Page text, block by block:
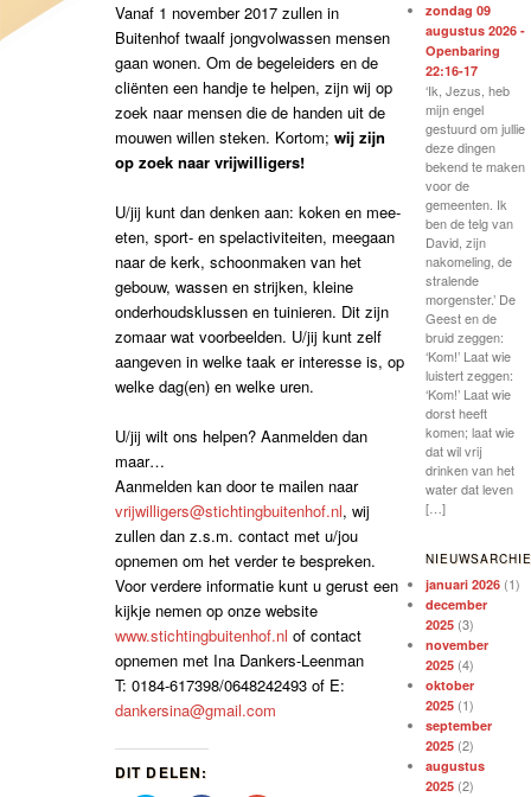
Vanaf 1 november 2017 zullen in
Buitenhof twaalf jongvolwassen mensen
gaan wonen. Om de begeleiders en de
cliënten een handje te helpen, zijn wij op
zoek naar mensen die de handen uit de
mouwen willen steken. Kortom; wij zijn
op zoek naar vrijwilligers!
U/jij kunt dan denken aan: koken en mee-
eten, sport- en spelactiviteiten, meegaan
naar de kerk, schoonmaken van het
gebouw, wassen en strijken, kleine
onderhoudsklussen en tuinieren. Dit zijn
zomaar wat voorbeelden. U/jij kunt zelf
aangeven in welke taak er interesse is, op
welke dag(en) en welke uren.
U/jij wilt ons helpen? Aanmelden dan
maar…
Aanmelden kan door te mailen naar
vrijwilligers@stichtingbuitenhof.nl, wij
zullen dan z.s.m. contact met u/jou
opnemen om het verder te bespreken.
Voor verdere informatie kunt u gerust een
kijkje nemen op onze website
www.stichtingbuitenhof.nl of contact
opnemen met Ina Dankers-Leenman
T: 0184-617398/0648242493 of E:
dankersina@gmail.com
DIT DELEN:
zondag 09
augustus 2026 -
Openbaring
22:16-17
‘Ik, Jezus, heb
mijn engel
gestuurd om jullie
deze dingen
bekend te maken
voor de
gemeenten. Ik
ben de telg van
David, zijn
nakomeling, de
stralende
morgenster.’ De
Geest en de
bruid zeggen:
‘Kom!’ Laat wie
luistert zeggen:
‘Kom!’ Laat wie
dorst heeft
komen; laat wie
dat wil vrij
drinken van het
water dat leven
[…]
januari 2026 (1)
december
2025 (3)
november
2025 (4)
oktober
2025 (1)
september
2025 (2)
augustus
2025 (2)